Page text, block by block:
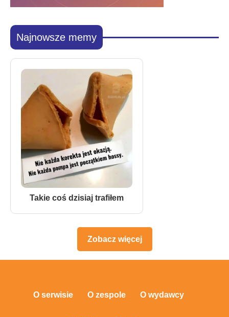
Najnowsze memy
Takie coś dzisiaj trafiłem
Zobacz więcej
O serwisie O zespole O wydawcy